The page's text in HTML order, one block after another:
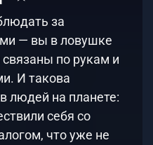
за
— вы в ловушке
по рукам и
И такова
людей на планете:
себя со
что уже не